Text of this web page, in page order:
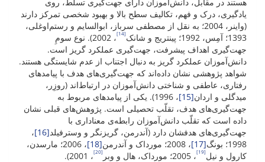
یادگیری، درک و فهم، تکالیف سطح بالا و بهبود شخصی تمرکز دارند
(واینر، 2004؛ به نقل از مصطفی سرباز، ابوالسایم و رستم‌اوغلی،
1393؛ آمِس، 1992؛ پینتریج و شانک
[14]
، 2002). نوع سومِ
جهت‌گیری اهداف پیشرفت، جهت‌گیری عملکرد گریز است.
دانش‌آموزان عملکرد گریز به دنبال اجتناب از عدم شایستگی هستند.
شواهد پژوهشی نشان داده‌اند که جهت‌گیری‌های هدف با پیامدهای
رفتاری، عاطفی و شناختی دانش‌آموزان در ارتباط‌اند (روزِر،
میدگلی و اردان[15]
، 1996). یکی از پیامدهای مربوط به
جهت‌گیری‌های هدف، تقلّب تحصیلی است. پژوهش‌های قبلی نشان
داده‌ است که تقلّب دانش‌آموزان رابطه‌ی معناداری با
جهت‌گیری‌های هدفشان دارد (آندرمن، گریزنگر و وسترفیلد[16]
،
1998؛ بونگ
[17] ، 2008؛ مورداک و آندرمن [18]
، 2006؛ مارسدن،
کارول و نیل [19] ، 2005؛ مورداک، هال و وبر [20]
، 2001).